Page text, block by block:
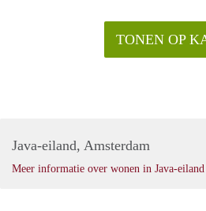
TONEN OP
Java-eiland, Amsterdam
Meer informatie over wonen in Java-eiland